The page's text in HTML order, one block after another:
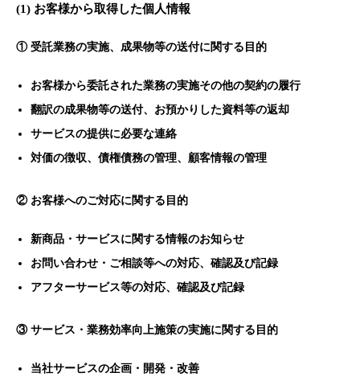
(1) お客様から取得した個人情報
① 受託業務の実施、成果物等の送付に関する目的
お客様から委託された業務の実施その他の契約の履行
翻訳の成果物等の送付、お預かりした資料等の返却
サービスの提供に必要な連絡
対価の徴収、債権債務の管理、顧客情報の管理
② お客様へのご対応に関する目的
新商品・サービスに関する情報のお知らせ
お問い合わせ・ご相談等への対応、確認及び記録
アフターサービス等の対応、確認及び記録
③ サービス・業務効率向上施策の実施に関する目的
当社サービスの企画・開発・改善